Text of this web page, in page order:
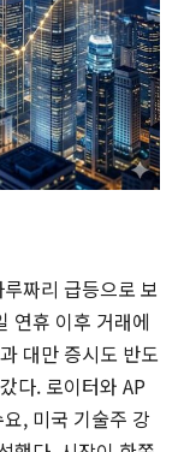
짜리 급등으로 보
연휴 이후 거래에
대만 증시도 반도
다. 로이터와 AP
, 미국 기술주 강